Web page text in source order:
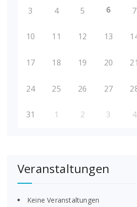
3 4 5 6 7
10 11 12 13
17 18 19 20 21
24 25 26 27
31 1 2 3 4
Veranstaltungen
Keine Veranstaltungen